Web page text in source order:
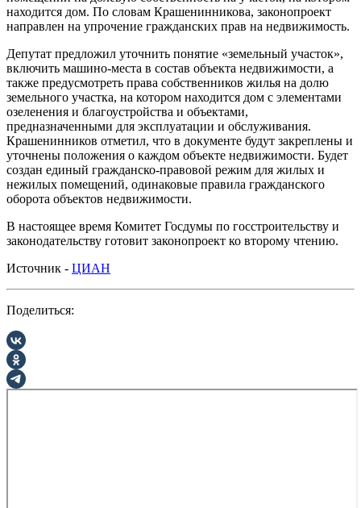
находится дом. По словам Крашенинникова, законопроект
направлен на упрочение гражданских прав на недвижимость.
Депутат предложил уточнить понятие «земельный участок»,
включить машино-места в состав объекта недвижимости, а
также предусмотреть права собственников жилья на долю
земельного участка, на котором находится дом с элементами
озеленения и благоустройства и объектами,
предназначенными для эксплуатации и обслуживания.
Крашенинников отметил, что в документе будут закреплены и
уточнены положения о каждом объекте недвижимости. Будет
создан единый гражданско-правовой режим для жилых и
нежилых помещений, одинаковые правила гражданского
оборота объектов недвижимости.
В настоящее время Комитет Госдумы по госстроительству и
законодательству готовит законопроект ко второму чтению.
Источник - ЦИАН
Поделиться: